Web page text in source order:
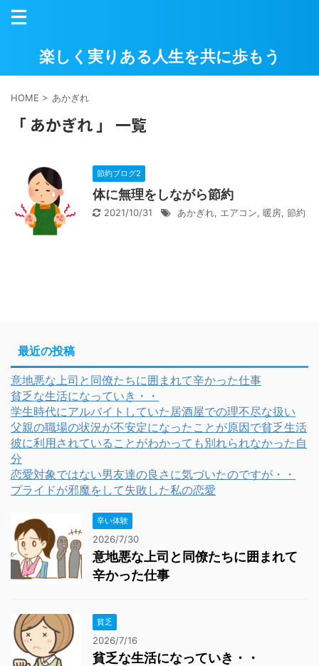
楽しく実りある人生を共に歩もう
HOME > あかぎれ
「 あかぎれ 」 一覧
節約ブログ2
体に無理をしながら節約
2021/10/31 あかぎれ, エアコン, 暖房, 節約
最近の投稿
意地悪な上司と同僚たちに囲まれて辛かった仕事
貧乏な生活になっていき・・
学生時代にアルバイトしていた居酒屋での理不尽な扱い
父親の職場の状況が不安定になったことが原因で貧乏生活
彼に利用されていることがわかっても別れられなかった自
分
恋愛対象ではない男友達の良さに気づいたのですが・・
プライドが邪魔をして失敗した私の恋愛
辛い体験
2026/7/30
意地悪な上司と同僚たちに囲まれて
辛かった仕事
貧乏
2026/7/16
貧乏な生活になっていき・・